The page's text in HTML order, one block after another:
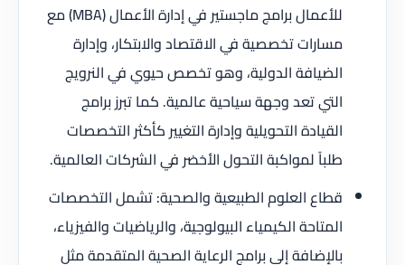
للأعمال برامج ماجستير في إدارة الأعمال (MBA) مع
مسارات تخصصية في الاقتصاد والابتكار، وإدارة
الضيافة الدولية، وهو تخصص حيوي في النرويج
التي تعد وجهة سياحية عالمية. كما تبرز برامج
القيادة التحويلية وإدارة التغيير كأكثر التخصصات
طلباً لمواكبة التحول الأخضر في الشركات العالمية.
قطاع العلوم الطبيعية والصحية: تشمل التخصصات
المتاحة الكيمياء البيولوجية، والرياضيات والفيزياء،
بالإضافة إلى برامج الرعاية الصحية المتقدمة مثل